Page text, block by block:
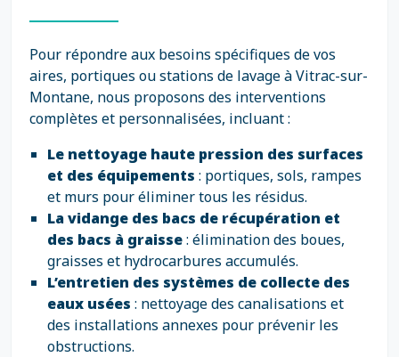
Pour répondre aux besoins spécifiques de vos
aires, portiques ou stations de lavage à Vitrac-sur-
Montane, nous proposons des interventions
complètes et personnalisées, incluant :
Le nettoyage haute pression des surfaces
et des équipements : portiques, sols, rampes
et murs pour éliminer tous les résidus.
La vidange des bacs de récupération et
des bacs à graisse: élimination des boues,
graisses et hydrocarbures accumulés.
L’entretien des systèmes de collecte des
eaux usées : nettoyage des canalisations et
des installations annexes pour prévenir les
obstructions.